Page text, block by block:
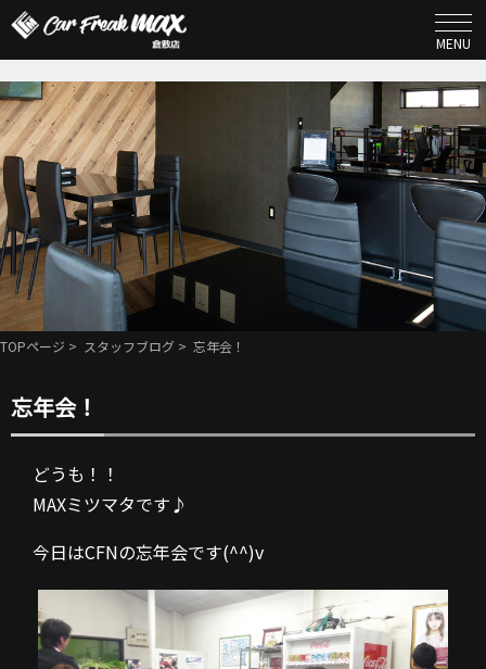
MENU
TOPページ > スタッフブログ > 忘年会！
忘年会！
どうも！！
MAXミツマタです♪
今日はCFNの忘年会です(^^)v